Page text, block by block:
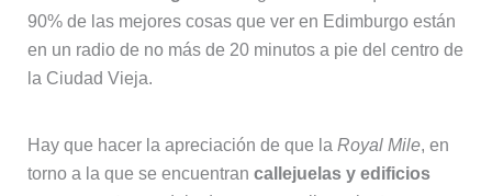
90% de las mejores cosas que ver en Edimburgo están
en un radio de no más de 20 minutos a pie del centro de
la Ciudad Vieja.
Hay que hacer la apreciación de que la Royal Mile, en
torno a la que se encuentran callejuelas y edificios